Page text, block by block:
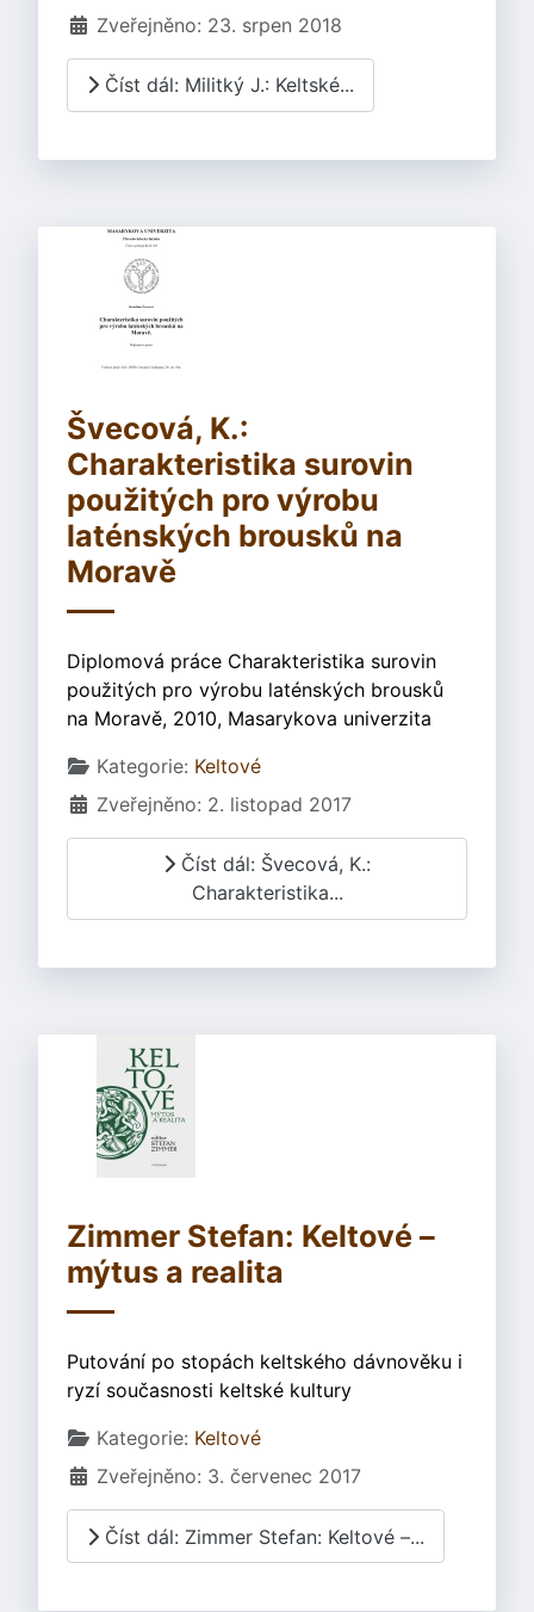
Zveřejněno: 23. srpen 2018
Číst dál: Militký J.: Keltské...
Švecová, K.:
Charakteristika surovin
použitých pro výrobu
laténských brousků na
Moravě
Diplomová práce Charakteristika surovin
použitých pro výrobu laténských brousků
na Moravě, 2010, Masarykova univerzita
Základní údaje
Kategorie: Keltové
Zveřejněno: 2. listopad 2017
Číst dál: Švecová, K.:
Charakteristika...
Zimmer Stefan: Keltové –
mýtus a realita
Putování po stopách keltského dávnověku i
ryzí současnosti keltské kultury
Základní údaje
Kategorie: Keltové
Zveřejněno: 3. červenec 2017
Číst dál: Zimmer Stefan: Keltové –...